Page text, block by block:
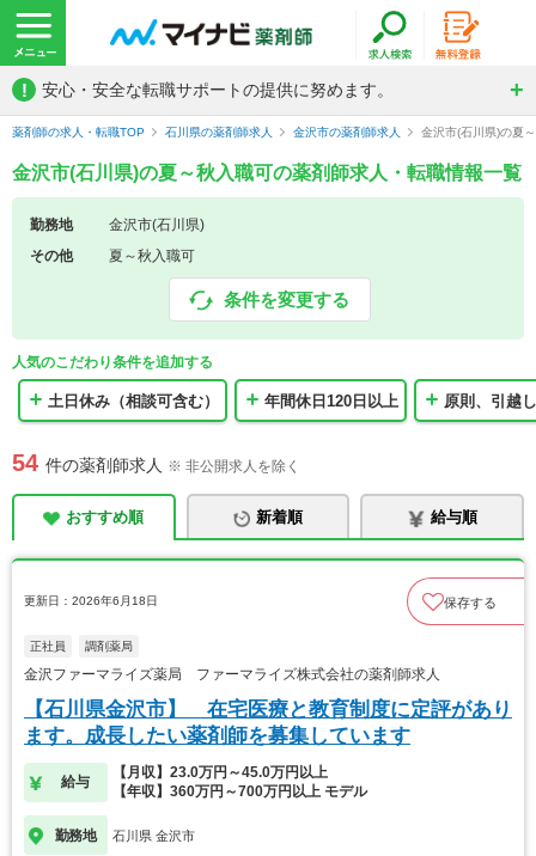
! 安心・安全な転職サポートの提供に努めます。
薬剤師の求人・転職TOP 石川県の薬剤師求人 金沢市の薬剤師求人 金沢市(石川県)の夏
金沢市(石川県)の夏～秋入職可の薬剤師求人・転職情報一覧
勤務地
金沢市(石川県)
その他
夏～秋入職可
条件を変更する
人気のこだわり条件を追加する
土日休み（相談可含む） 年間休日120日以上 原則、引越
54 件の薬剤師求人 ※ 非公開求人を除く
おすすめ順 新着順 給与順
更新日：2026年6月18日 保存する
正社員 調剤薬局
金沢ファーマライズ薬局 ファーマライズ株式会社の薬剤師求人
【石川県金沢市】 在宅医療と教育制度に定評があり
ます。成長したい薬剤師を募集しています
給与
【月収】23.0万円～45.0万円以上
【年収】360万円～700万円以上 モデル
勤務地 石川県 金沢市